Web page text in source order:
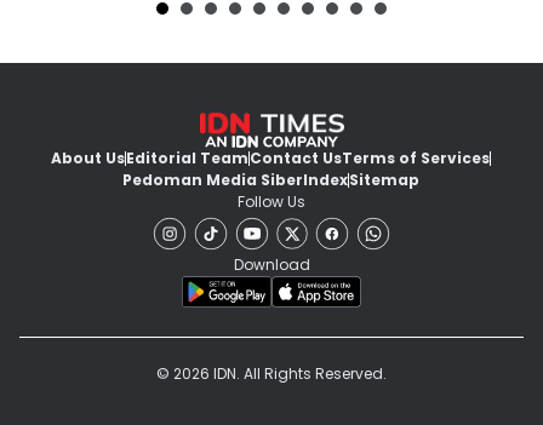
About UsEditorial TeamContact UsTerms of Services
Pedoman Media SiberIndexSitemap
Follow Us
Download
© 2026 IDN. All Rights Reserved.